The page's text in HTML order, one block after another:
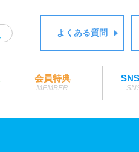
よくある質問
会員特典
MEMBER